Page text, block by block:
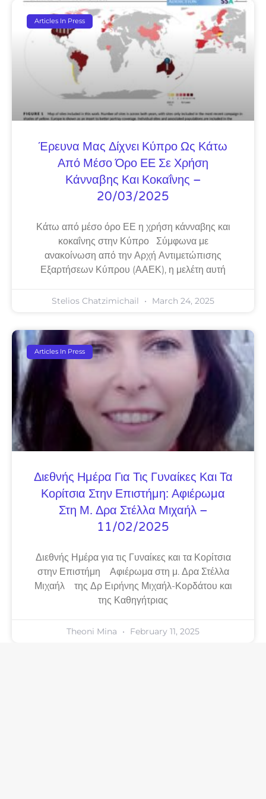
Articles In Press
Έρευνα Μας Δίχνει Κύπρο Ως Κάτω
Από Μέσο Όρο ΕΕ Σε Χρήση
Κάνναβης Και Κοκαΐνης –
20/03/2025
Κάτω από μέσο όρο ΕΕ η χρήση κάνναβης και
κοκαΐνης στην Κύπρο Σύμφωνα με
ανακοίνωση από την Αρχή Αντιμετώπισης
Εξαρτήσεων Κύπρου (ΑΑΕΚ), η μελέτη αυτή
Stelios Chatzimichail March 24, 2025
Articles In Press
Διεθνής Ημέρα Για Τις Γυναίκες Και Τα
Κορίτσια Στην Επιστήμη: Αφιέρωμα
Στη Μ. Δρα Στέλλα Μιχαήλ –
11/02/2025
Διεθνής Ημέρα για τις Γυναίκες και τα Κορίτσια
στην Επιστήμη Αφιέρωμα στη μ. Δρα Στέλλα
Μιχαήλ της Δρ Ειρήνης Μιχαήλ-Κορδάτου και
της Καθηγήτριας
Theoni Mina February 11, 2025